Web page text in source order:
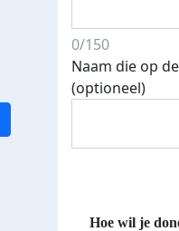
0/150
Naam die op
(optioneel)